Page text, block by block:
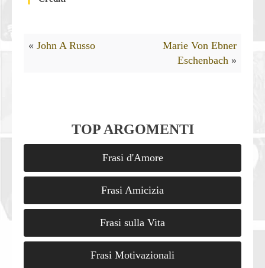
« John A Russo
Marie Von Ebner
Eschenbach »
TOP ARGOMENTI
Frasi d'Amore
Frasi Amicizia
Frasi sulla Vita
Frasi Motivazionali